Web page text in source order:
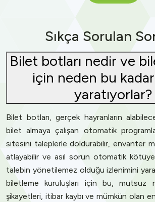
Sıkça Sorulan
Bilet botları nedir ve
için neden bu
yaratıyorlar?
Bilet botları, gerçek hayranların
bilet almaya çalışan otomatik
sitesini taleplerle doldurabilir, envanter
atlayabilir ve asıl sorun otomatik
talebin yönetilemez olduğu izlenimini
biletleme kuruluşları için bu, mutsuz
şikayetleri, itibar kaybı ve mümkün olan